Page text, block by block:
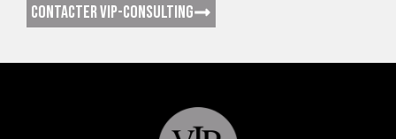
CONTACTER VIP-CONSULTING